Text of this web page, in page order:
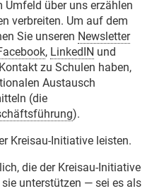
Umfeld über uns erzählen
verbreiten. Um auf dem
Sie unseren Newsletter
, LinkedIN und
zu Schulen haben,
Austausch
(die
).
Kreisau-Initiative leisten.
die der Kreisau-Initiative
unterstützen — sei es als